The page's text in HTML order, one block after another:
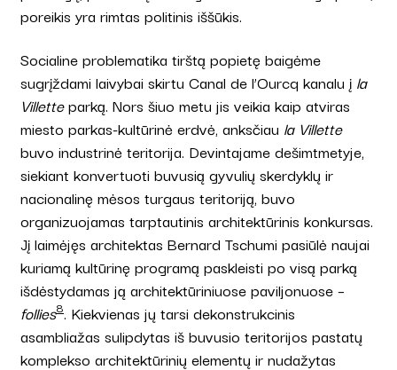
poreikis yra rimtas politinis iššūkis.
Socialine problematika tirštą popietę baigėme
sugrįždami laivybai skirtu Canal de l’Ourcq kanalu į la
Villetteparką. Nors šiuo metu jis veikia kaip atviras
miesto parkas-kultūrinė erdvė, anksčiau la Villette
buvo industrinė teritorija. Devintajame dešimtmetyje,
siekiant konvertuoti buvusią gyvulių skerdyklų ir
nacionalinę mėsos turgaus teritoriją, buvo
organizuojamas tarptautinis architektūrinis konkursas.
Jį laimėjęs architektas Bernard Tschumi pasiūlė naujai
kuriamą kultūrinę programą paskleisti po visą parką
išdėstydamas ją architektūriniuose paviljonuose –
follies8. Kiekvienas jų tarsi dekonstrukcinis
asambliažas sulipdytas iš buvusio teritorijos pastatų
komplekso architektūrinių elementų ir nudažytas